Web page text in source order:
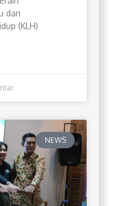
dari
(KLH)
NEWS